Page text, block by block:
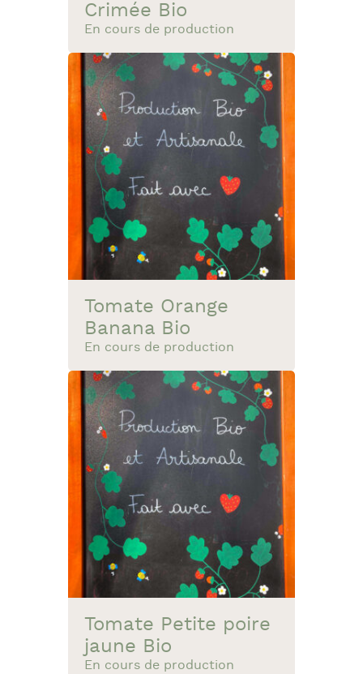
Crimée Bio
En cours de production
Tomate Orange
Banana Bio
En cours de production
Tomate Petite poire
jaune Bio
En cours de production